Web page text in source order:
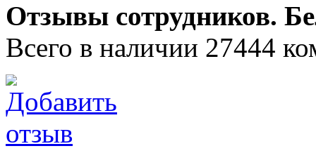
Отзывы сотрудников.
Всего в наличии 27444